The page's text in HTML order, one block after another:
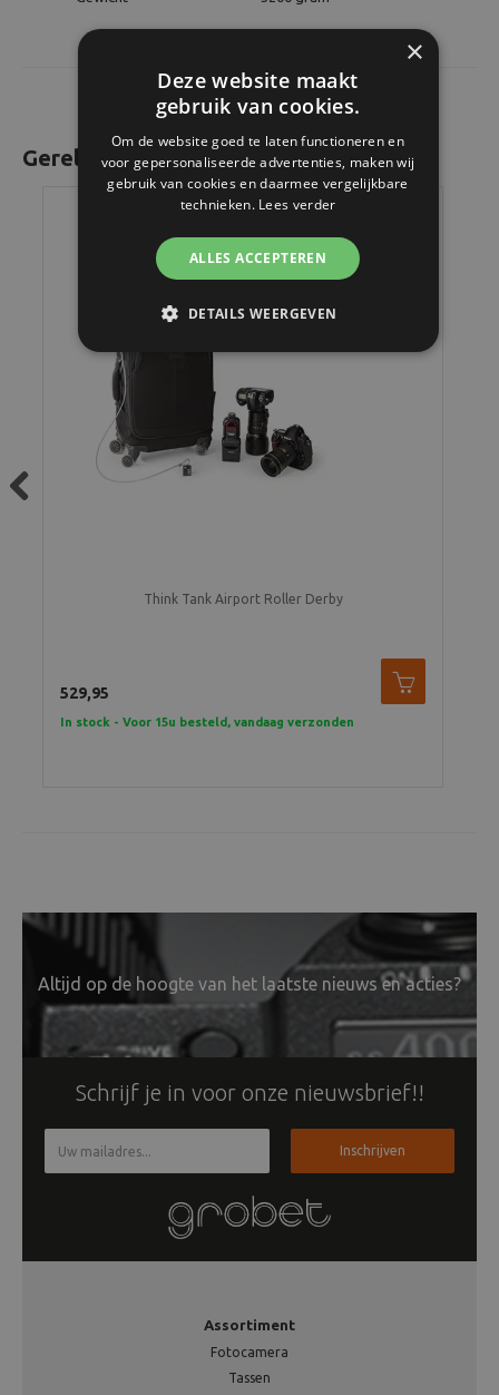
Gerelateerde producten
Think Tank Airport Roller Derby
529,95
In stock - Voor 15u besteld, vandaag verzonden
Altijd op de hoogte van het laatste nieuws en acties?
Schrijf je in voor onze nieuwsbrief!!
Inschrijven
Assortiment
Fotocamera
Tassen
×
Deze website maakt
gebruik van cookies.
Om de website goed te laten functioneren en
voor gepersonaliseerde advertenties, maken wij
gebruik van cookies en daarmee vergelijkbare
technieken. Lees verder
ALLES ACCEPTEREN
DETAILS WEERGEVEN